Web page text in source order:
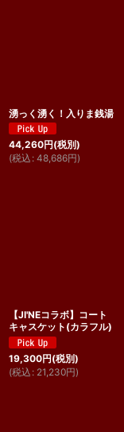
湧っく湧く！入りま銭湯
44,260円(税別)
(税込 : 48,686円)
【JI'NEコラボ】コート
キャスケット(カラフル)
19,300円(税別)
(税込 : 21,230円)